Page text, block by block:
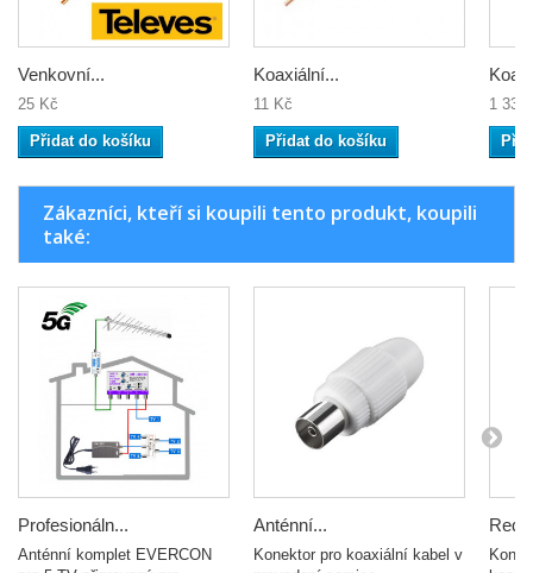
Venkovní...
25 Kč
Přidat do košíku
Koaxiální...
11 Kč
Přidat do košíku
1 333
Zákazníci, kteří si koupili tento produkt, koupili
také:
Profesionáln...
Anténní komplet EVERCON
Anténní...
Konektor pro koaxiální kabel v